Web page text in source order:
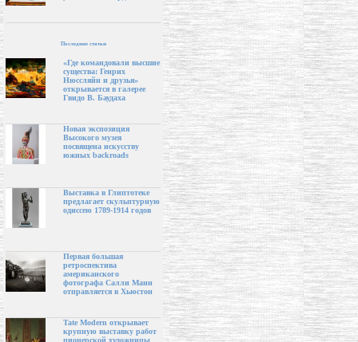
Последние статьи
«Где командовали высшие
существа: Генрих
Нюссляйн и друзья»
открывается в галерее
Гвидо В. Баудаха
Новая экспозиция
Высокого музея
посвящена искусству
южных backroads
Выставка в Глиптотеке
предлагает скульптурную
одиссею 1789-1914 годов
Первая большая
ретроспектива
американского
фотографа Салли Манн
отправляется в Хьюстон
Tate Modern открывает
крупную выставку работ